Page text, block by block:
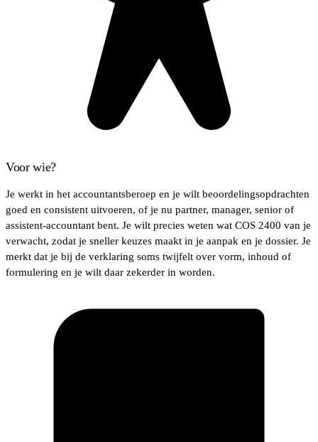
Voor wie?
Je werkt in het accountantsberoep en je wilt beoordelingsopdrachten
goed en consistent uitvoeren, of je nu partner, manager, senior of
assistent-accountant bent. Je wilt precies weten wat COS 2400 van je
verwacht, zodat je sneller keuzes maakt in je aanpak en je dossier. Je
merkt dat je bij de verklaring soms twijfelt over vorm, inhoud of
formulering en je wilt daar zekerder in worden.